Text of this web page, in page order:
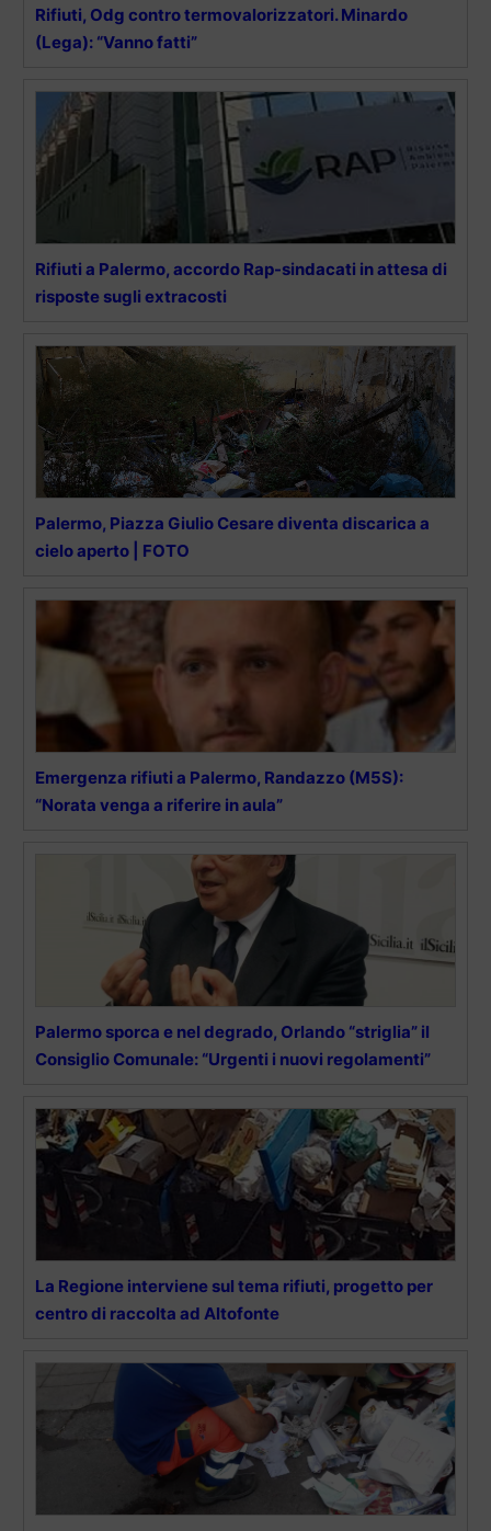
Rifiuti, Odg contro termovalorizzatori. Minardo
(Lega): “Vanno fatti”
Rifiuti a Palermo, accordo Rap-sindacati in attesa di
risposte sugli extracosti
Palermo, Piazza Giulio Cesare diventa discarica a
cielo aperto | FOTO
Emergenza rifiuti a Palermo, Randazzo (M5S):
“Norata venga a riferire in aula”
Palermo sporca e nel degrado, Orlando “striglia” il
Consiglio Comunale: “Urgenti i nuovi regolamenti”
La Regione interviene sul tema rifiuti, progetto per
centro di raccolta ad Altofonte